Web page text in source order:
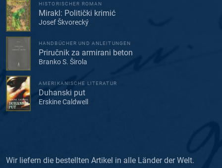
HISTORISCHER ROMAN
Mirakl: Politički krimić
Josef Škvorecký
HANDBÜCHER UND ANLEITUNGEN
Priručnik za armirani beton
Branko S. Širola
AMERIKANISCHE LITERATUR
Duhanski put
Erskine Caldwell
Wir liefern die bestellten Artikel in alle Länder der Welt.